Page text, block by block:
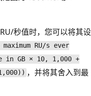
秒值时，您可以将其设
RU/s ever
in GB × 10, 1,000 +
，并将其舍入到最